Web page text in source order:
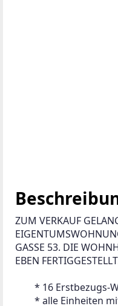
ZUM VERKAUF
GASSE 53. DIE
EBEN
* 16 Erstbezugs-